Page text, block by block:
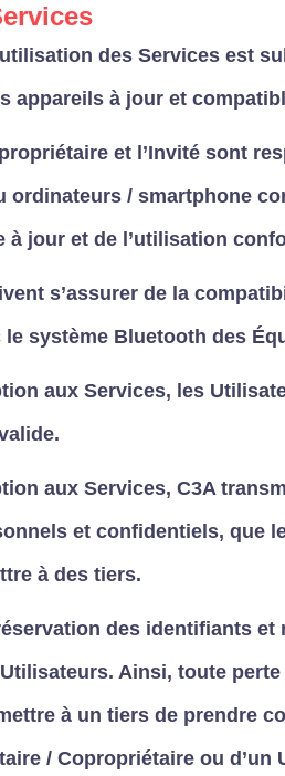
des Services est
appareils à jour et
et l’Invité sont
ordinateurs / smartphone
à jour et de l’utilisation
s’assurer de la
système Bluetooth des
aux Services, les
aux Services, C3A
et confidentiels, que
à des tiers.
des identifiants
Ainsi, toute
à un tiers de prendre
/ Copropriétaire ou